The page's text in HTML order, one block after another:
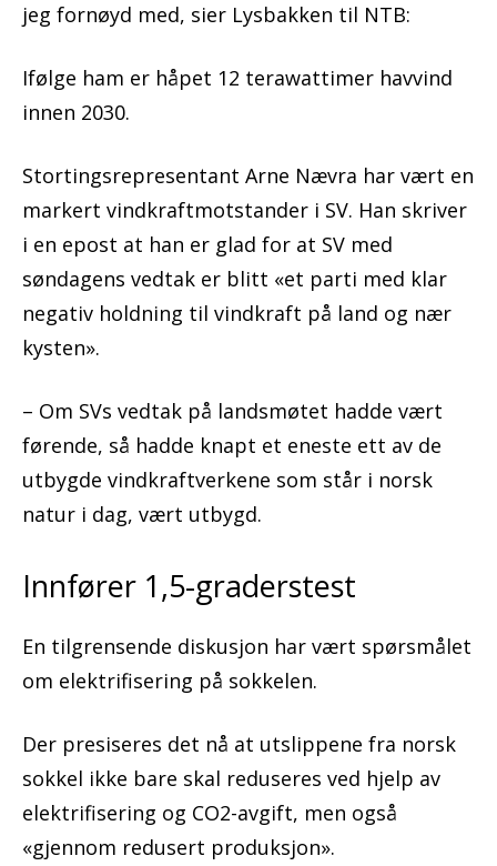
jeg fornøyd med, sier Lysbakken til NTB:
Ifølge ham er håpet 12 terawattimer havvind
innen 2030.
Stortingsrepresentant Arne Nævra har vært en
markert vindkraftmotstander i SV. Han skriver
i en epost at han er glad for at SV med
søndagens vedtak er blitt «et parti med klar
negativ holdning til vindkraft på land og nær
kysten».
– Om SVs vedtak på landsmøtet hadde vært
førende, så hadde knapt et eneste ett av de
utbygde vindkraftverkene som står i norsk
natur i dag, vært utbygd.
Innfører 1,5-graderstest
En tilgrensende diskusjon har vært spørsmålet
om elektrifisering på sokkelen.
Der presiseres det nå at utslippene fra norsk
sokkel ikke bare skal reduseres ved hjelp av
elektrifisering og CO2-avgift, men også
«gjennom redusert produksjon».